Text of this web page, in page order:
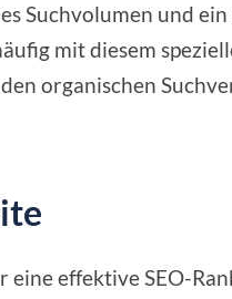
Suchvolumen und
mit diesem
organischen
effektive SEO-